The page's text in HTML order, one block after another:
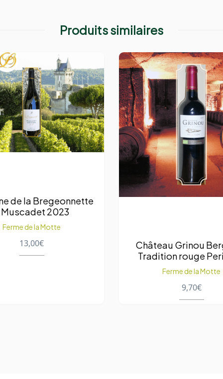
Produits similaires
de la Bregeonnette
Muscadet 2023
Ferme de la Motte
13,00€
Château Grinou
Tradition rouge
Dordogne
Ferme de la Motte
9,70€